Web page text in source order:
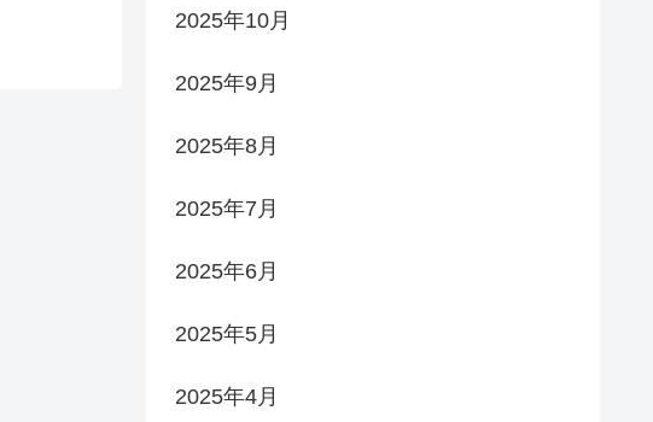
2025年10月
2025年9月
2025年8月
2025年7月
2025年6月
2025年5月
2025年4月